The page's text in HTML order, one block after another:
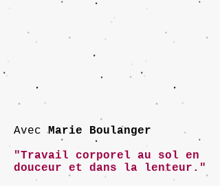
AvecMarie Boulanger
"Travail corporel au sol en
douceur et dans la lenteur."